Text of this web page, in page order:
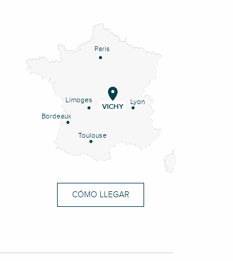
Paris
Lyon
Limoges
Bordeaux
Toulouse
VICHY
CÓMO LLEGAR